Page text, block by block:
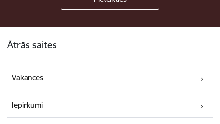
Ātrās saites
Vakances
Iepirkumi